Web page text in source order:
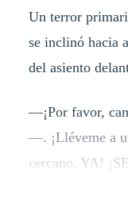
Un terror
se inclinó hacia
del asiento
—¡Por favor,
—. ¡Lléveme a
cercano, YA!